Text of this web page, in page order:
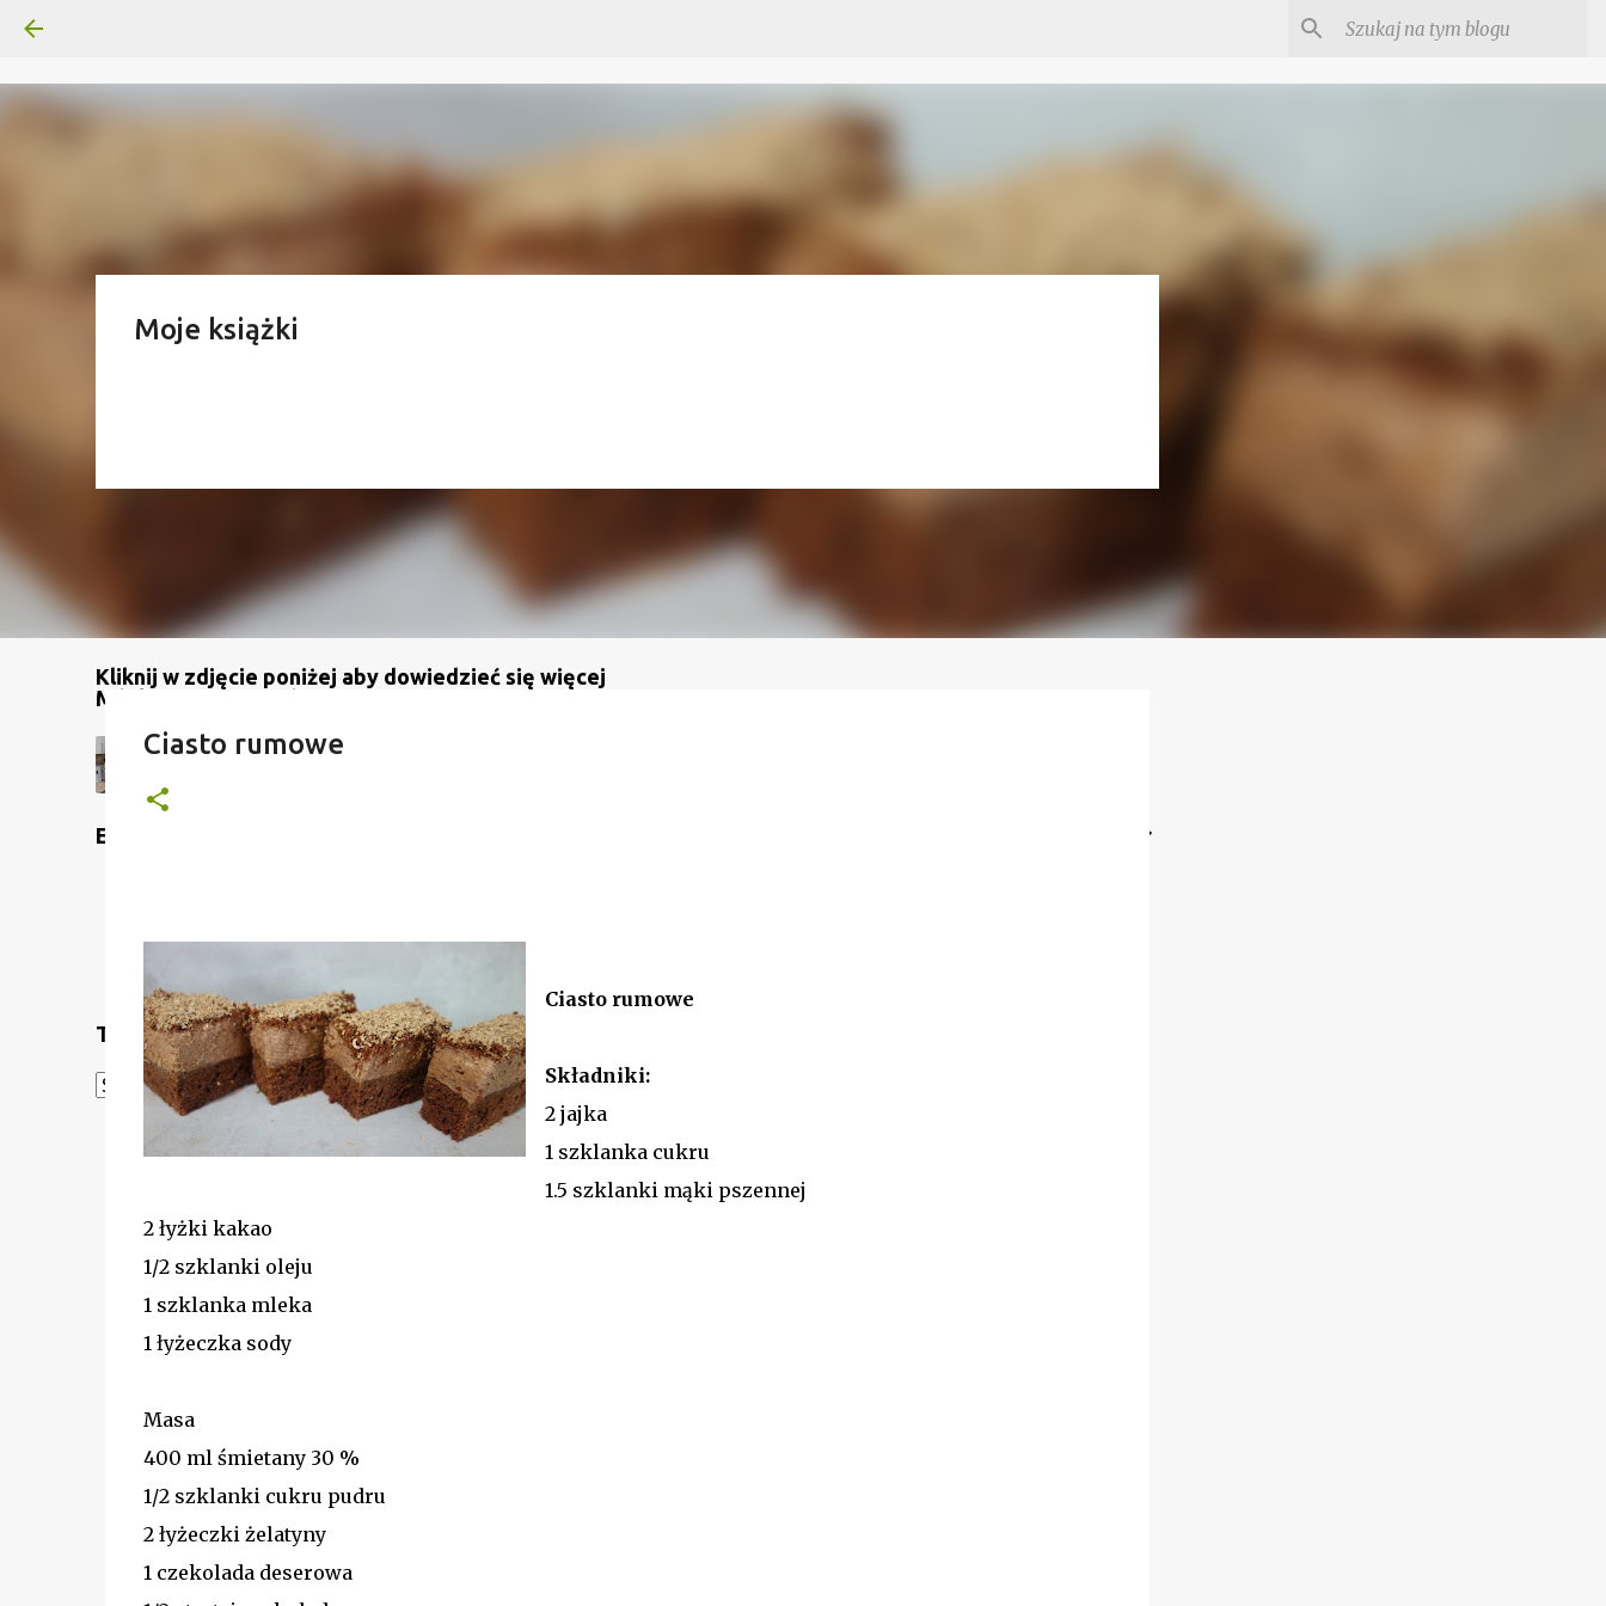
Kliknij w zdjęcie poniżej aby dowiedzieć się więcej
Moje książki
Mój kanał na YouTube
Etykiety
Translate
Powered by Translate
Ciasto rumowe
Ciasto rumowe
Składniki:
2 jajka
1 szklanka cukru
1.5 szklanki mąki pszennej
2 łyżki kakao
1/2 szklanki oleju
1 szklanka mleka
1 łyżeczka sody
Masa
400 ml śmietany 30 %
1/2 szklanki cukru pudru
2 łyżeczki żelatyny
1 czekolada deserowa